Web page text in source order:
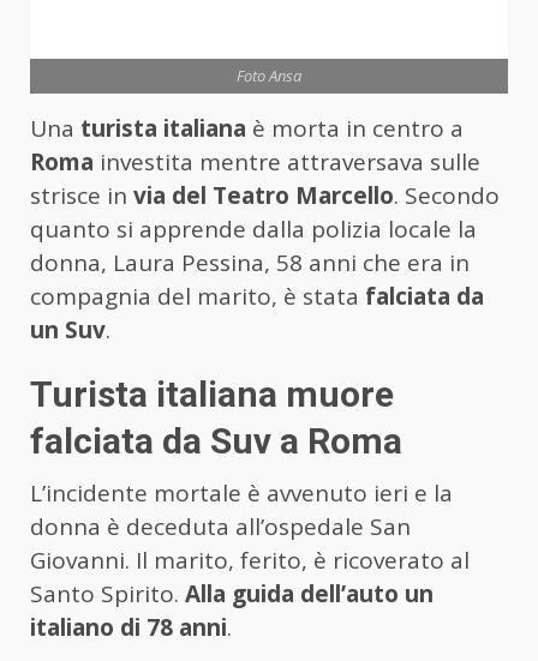
Foto Ansa
Una turista italiana è morta in centro a
Roma investita mentre attraversava sulle
strisce in via del Teatro Marcello. Secondo
quanto si apprende dalla polizia locale la
donna, Laura Pessina, 58 anni che era in
compagnia del marito, è stata falciata da
un Suv.
Turista italiana muore
falciata da Suv a Roma
L’incidente mortale è avvenuto ieri e la
donna è deceduta all’ospedale San
Giovanni. Il marito, ferito, è ricoverato al
Santo Spirito. Alla guida dell’auto un
italiano di 78 anni.